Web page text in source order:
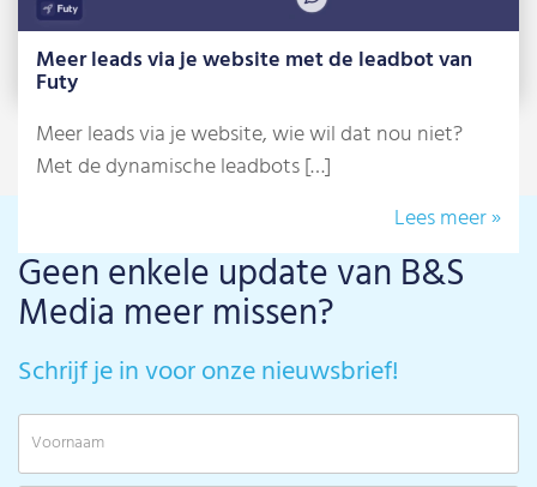
Meer leads via je website met de leadbot van
Futy
Meer leads via je website, wie wil dat nou niet?
Met de dynamische leadbots […]
Lees meer »
Geen enkele update van B&S
Media meer missen?
Schrijf je in voor onze nieuwsbrief!